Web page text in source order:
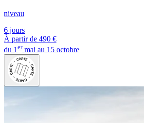
niveau
6 jours
À partir de 490 €
du 1 ermai au 15 octobre